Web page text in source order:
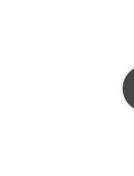
futuro de la infraestructura juntos.